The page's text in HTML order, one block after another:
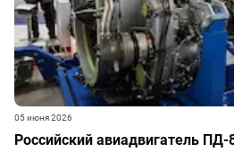
Российский авиадвигатель
05 июня 2026